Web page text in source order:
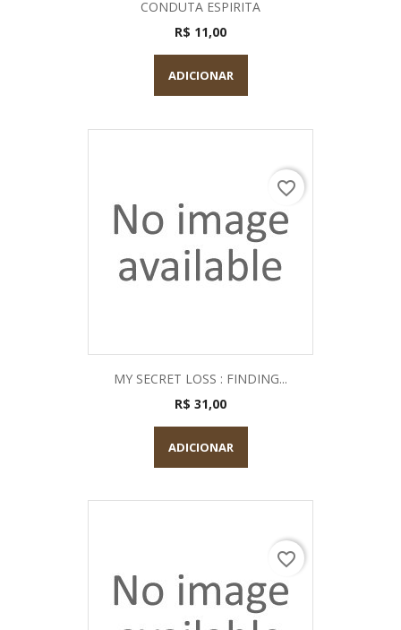
CONDUTA ESPIRITA
R$ 11,00
ADICIONAR
MY SECRET LOSS : FINDING...
R$ 31,00
ADICIONAR
favorite_border
favorite_border